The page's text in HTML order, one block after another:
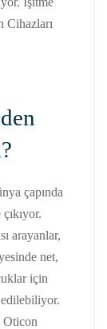
Cihazları
çapında
arayanlar,
net,
için
Oticon